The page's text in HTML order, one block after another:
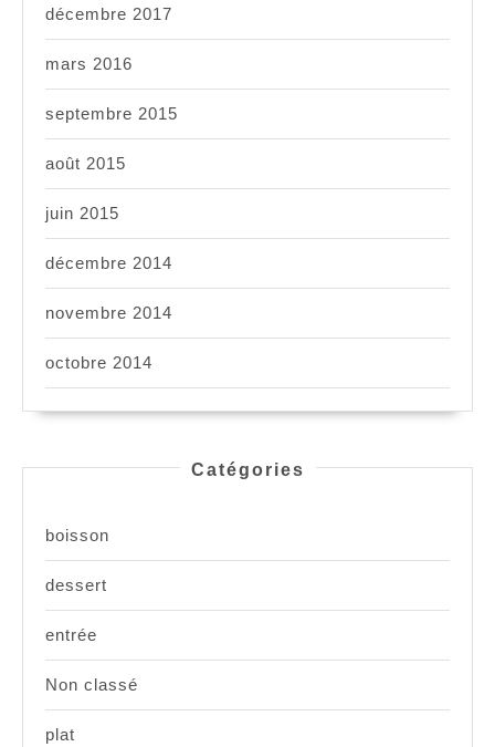
décembre 2017
mars 2016
septembre 2015
août 2015
juin 2015
décembre 2014
novembre 2014
octobre 2014
Catégories
boisson
dessert
entrée
Non classé
plat